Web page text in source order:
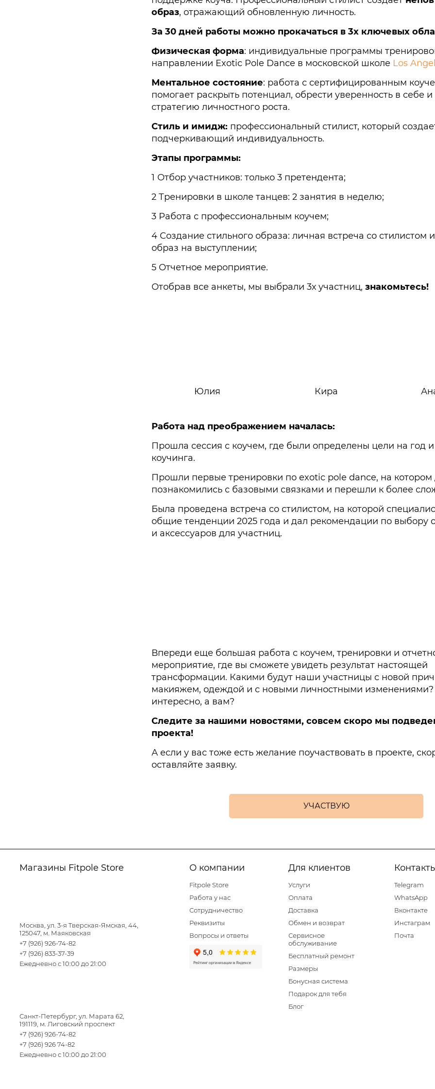
образ, отражающий обновленную личность.
За 30 дней работы можно прокачаться в 3х ключевых
Физическая форма: индивидуальные программы
направлении Exotic Pole Danсe в московской школе Los
Ментальное состояние: работа с сертифицированным
помогает раскрыть потенциал, обрести уверенность в себе и
стратегию личностного роста.
Стиль и имидж: профессиональный стилист, который
подчеркивающий индивидуальность.
Этапы программы:
1 Отбор участников: только 3 претендента;
2 Тренировки в школе танцев: 2 занятия в неделю;
3 Работа с профессиональным коучем;
4 Создание стильного образа: личная встреча со стилистом
образ на выступлении;
5 Отчетное мероприятие.
Отобрав все анкеты, мы выбрали 3х участниц, знакомьтесь!
Юлия Кира
Работа над преображением началась:
Прошла сессия с коучем, где были определены цели на год
коучинга.
Прошли первые тренировки по exotic pole dance, на
познакомились с базовыми связками и перешли к более
Была проведена встреча со стилистом, на которой
общие тенденции 2025 года и дал рекомендации по выбору
и аксессуаров для участниц.
Впереди еще большая работа с коучем, тренировки и
мероприятие, где вы сможете увидеть результат настоящей
трансформации. Какими будут наши участницы с новой
макияжем, одеждой и с новыми личностными
интересно, а вам?
Следите за нашими новостями, совсем скоро мы
проекта!
А если у вас тоже есть желание поучаствовать в проекте,
оставляйте заявку.
УЧАСТВУЮ
Магазины Fitpole Store
Москва, ул. 3-я Тверская-Ямская, 44,
125047, м. Маяковская
+7 (926) 926-74-82
+7 (926) 833-37-39
Ежедневно с 10:00 до 21:00
Санкт-Петербург, ул. Марата 62,
191119, м. Лиговский проспект
+7 (926) 926-74-82
+7 (926) 926 74-82
Ежедневно с 10:00 до 21:00
О компании
Fitpole Store
Работа у нас
Сотрудничество
Реквизиты
Вопросы и ответы
Для клиентов
Услуги
Оплата
Доставка
Обмен и возврат
Сервисное
обслуживание
Бесплатный ремонт
Размеры
Бонусная система
Подарок для тебя
Блог
Telegram
WhatsApp
Вконтакте
Инстаграм
Почта